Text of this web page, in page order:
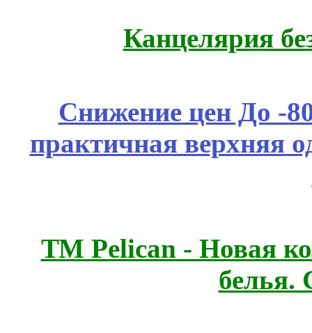
Канцелярия
Снижение цен До -
практичная верхняя
ТМ Pelican - Новая
белья.